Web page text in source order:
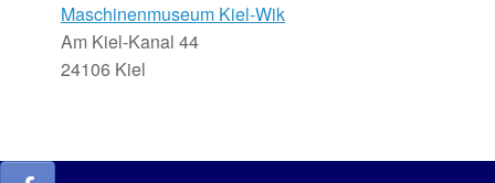
Maschinenmuseum Kiel-Wik
Am Kiel-Kanal 44
24106 Kiel